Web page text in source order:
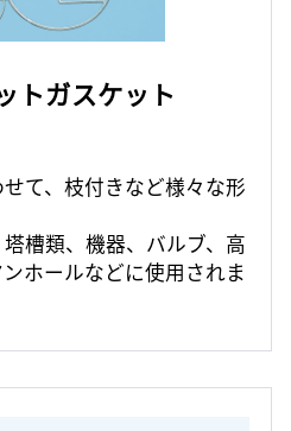
トガスケット
て、枝付きなど様々な形
槽類、機器、バルブ、高
ホールなどに使用されま